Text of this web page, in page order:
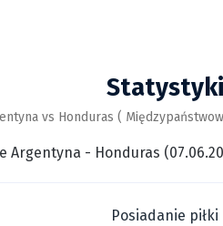
Statystyki
vs Honduras (
Argentyna - Honduras
Posiadanie piłki